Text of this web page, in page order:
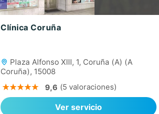
Clínica Coruña
Plaza Alfonso XIII, 1, Coruña (A) (A
Coruña), 15008
9,6 (5 valoraciones)
Ver servicio